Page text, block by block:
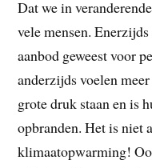
Dat we in
vele mensen.
aanbod geweest voor
anderzijds voelen
grote druk staan en is
opbranden.Het is niet
klimaatopwarming!